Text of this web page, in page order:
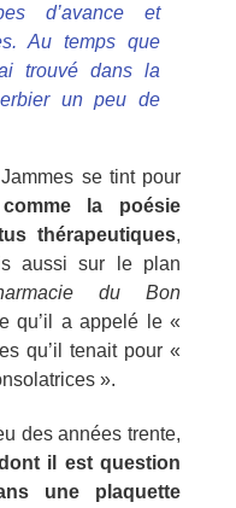
d’avance et
Au temps que
trouvé dans la
un peu de
se tint pour
la poésie
thérapeutiques,
aussi sur le plan
du Bon
qu’il a appelé le «
qu’il tenait pour «
».
des années trente,
il est question
une plaquette